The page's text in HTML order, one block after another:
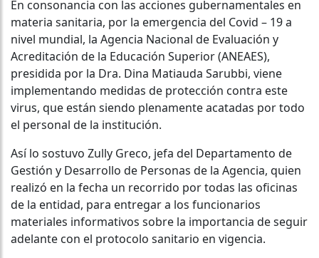
En consonancia con las acciones gubernamentales en
materia sanitaria, por la emergencia del Covid – 19 a
nivel mundial, la Agencia Nacional de Evaluación y
Acreditación de la Educación Superior (ANEAES),
presidida por la Dra. Dina Matiauda Sarubbi, viene
implementando medidas de protección contra este
virus, que están siendo plenamente acatadas por todo
el personal de la institución.
Así lo sostuvo Zully Greco, jefa del Departamento de
Gestión y Desarrollo de Personas de la Agencia, quien
realizó en la fecha un recorrido por todas las oficinas
de la entidad, para entregar a los funcionarios
materiales informativos sobre la importancia de seguir
adelante con el protocolo sanitario en vigencia.